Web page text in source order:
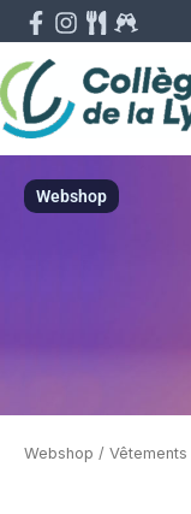
Aller
au
contenu
Webshop
Webshop / Vêtements